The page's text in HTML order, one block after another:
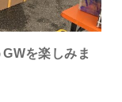
を楽しみま